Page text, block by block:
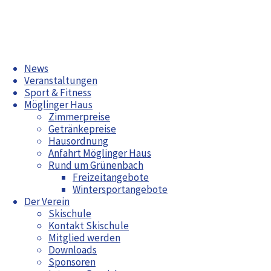
Inhalt
springen
News
Veranstaltungen
Sport & Fitness
Möglinger Haus
Zimmerpreise
Getränkepreise
Hausordnung
Anfahrt Möglinger Haus
Rund um Grünenbach
Freizeitangebote
Wintersportangebote
Der Verein
Skischule
Kontakt Skischule
Mitglied werden
Downloads
Sponsoren
Jubiläumsfeier: 50 Jahre Skizunft Möglingen
Crowdfunding VR-Bank: Neue Skianzüge für die
Skischule
Aktuelles
Radwoche in Grünenbach 2026
Bürgerfest Möglingen 2026
Jahreshauptversammlung 2026
Arbeitswochenende April 2026
Maiwanderung